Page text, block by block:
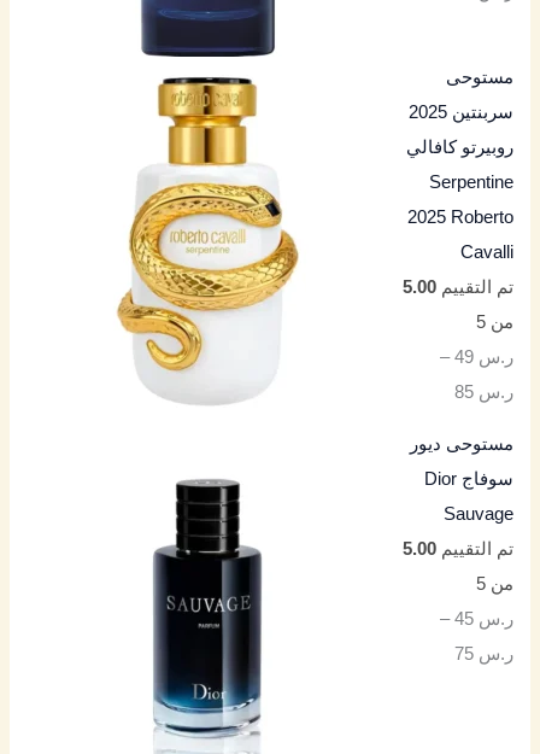
مستوحى
سربنتين 2025
روبيرتو كافالي
Serpentine
2025 Roberto
Cavalli
تم التقييم5.00
من 5
ر.س 49
–
ر.س 85
مستوحى ديور
سوفاج Dior
Sauvage
تم التقييم5.00
من 5
ر.س 45
–
ر.س 75